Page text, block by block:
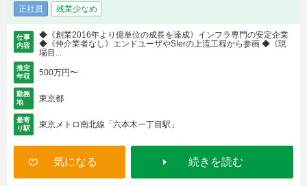
正社員
残業少なめ
仕事
内容
◆《創業2016年より億単位の成長を達成》インフラ専門の安定企業
◆《仲介業者なし》エンドユーザやSIerの上流工程から参画 ◆《現
場目...
推定
年収
500万円〜
勤務
地
東京都
最寄
り駅
東京メトロ南北線「六本木一丁目駅」
気になる 続きを読む